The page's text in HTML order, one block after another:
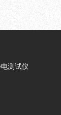
电测试仪